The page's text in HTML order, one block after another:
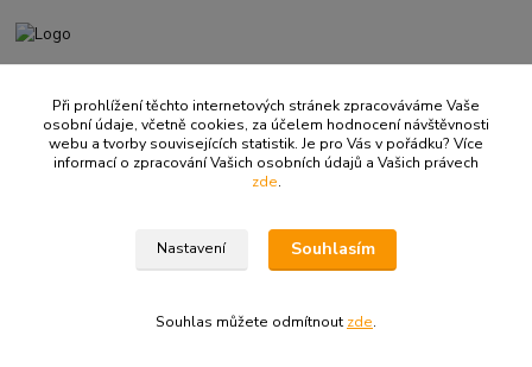
(Po-Pá, 9-18 hod.)
info@ritualbrno-eshop.cz
© 2008-2026 Rituál. Všechna práva vyhrazena.
Při prohlížení těchto internetových stránek zpracováváme Vaše
osobní údaje, včetně cookies, za účelem hodnocení návštěvnosti
webu a tvorby souvisejících statistik. Je pro Vás v pořádku? Více
informací o zpracování Vašich osobních údajů a Vašich právech
zde.
Nastavení Souhlasím
Souhlas můžete odmítnout zde.